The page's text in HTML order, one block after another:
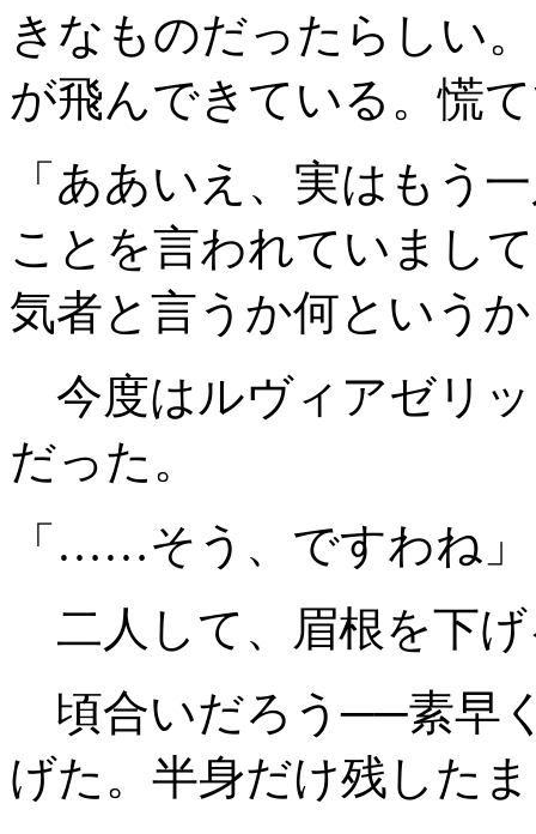
きなものだったらしい
が飛んできている。慌
「ああいえ、実はもう
ことを言われていまし
気者と言うか何という
今度はルヴィアゼリ
だった。
「……そう、ですわね」
二人して、眉根を下げ
頃合いだろう──素早
げた。半身だけ残した